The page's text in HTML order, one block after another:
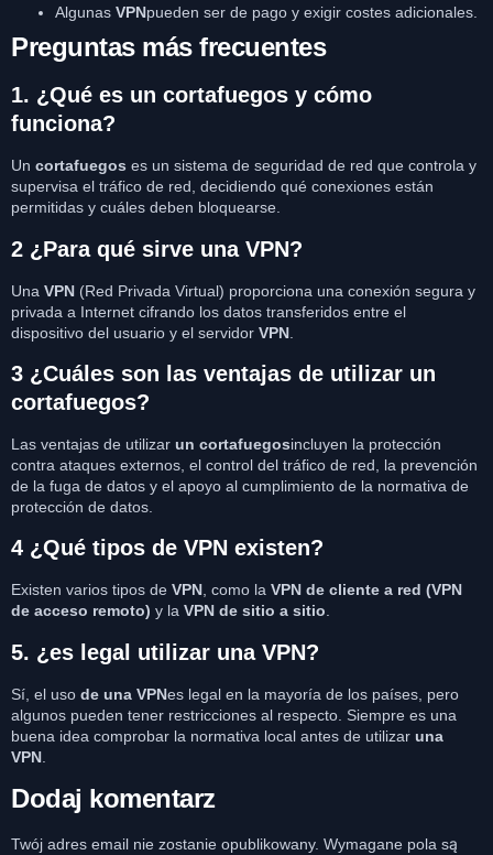
Algunas VPNpueden ser de pago y exigir costes adicionales.
Preguntas más frecuentes
1. ¿Qué es un cortafuegos y cómo
funciona?
Un cortafuegos es un sistema de seguridad de red que controla y
supervisa el tráfico de red, decidiendo qué conexiones están
permitidas y cuáles deben bloquearse.
2 ¿Para qué sirve una VPN?
Una VPN (Red Privada Virtual) proporciona una conexión segura y
privada a Internet cifrando los datos transferidos entre el
dispositivo del usuario y el servidor VPN
3 ¿Cuáles son las ventajas de utilizar un
cortafuegos?
Las ventajas de utilizar un cortafuegosincluyen la protección
contra ataques externos, el control del tráfico de red, la prevención
de la fuga de datos y el apoyo al cumplimiento de la normativa de
protección de datos.
4 ¿Qué tipos de VPN existen?
Existen varios tipos de VPN, como la VPN de cliente a red (VPN
de acceso remoto) y la VPN de sitio a sitio.
5. ¿es legal utilizar una VPN?
Sí, el uso de una VPNes legal en la mayoría de los países, pero
algunos pueden tener restricciones al respecto. Siempre es una
buena idea comprobar la normativa local antes de utilizar una
VPN
Dodaj komentarz
Twój adres email nie zostanie opublikowany. Wymagane pola są